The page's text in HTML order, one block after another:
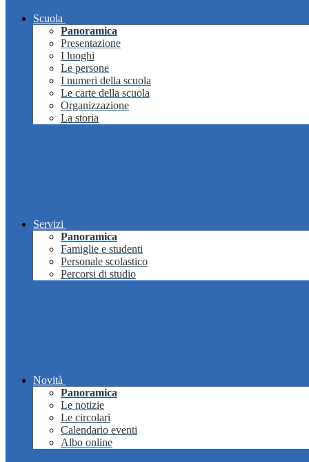
Scuola
Panoramica
Presentazione
I luoghi
Le persone
I numeri della scuola
Le carte della scuola
Organizzazione
La storia
Servizi
Panoramica
Famiglie e studenti
Personale scolastico
Percorsi di studio
Novità
Panoramica
Le notizie
Le circolari
Calendario eventi
Albo online